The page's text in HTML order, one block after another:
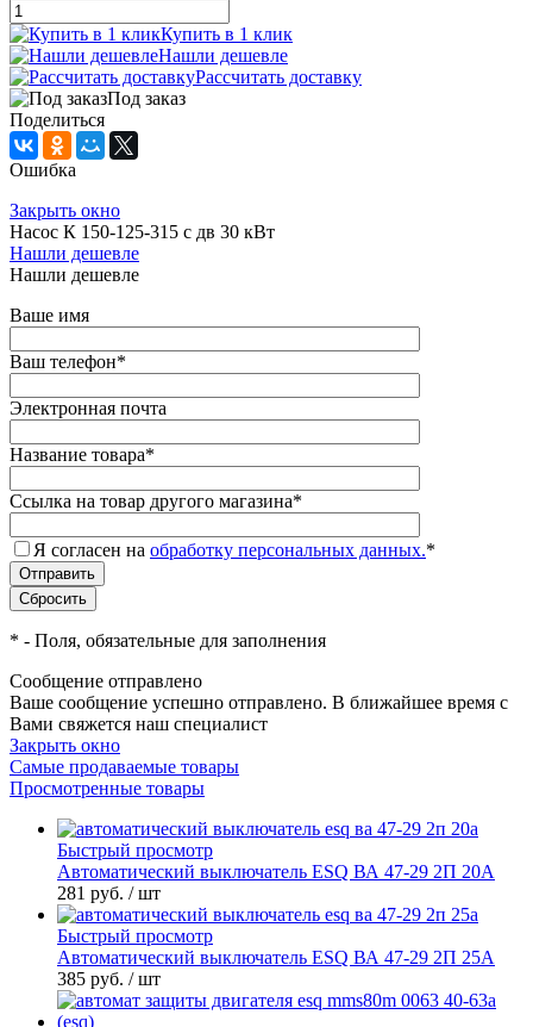
Купить в 1 клик
Нашли дешевле
Рассчитать доставку
Под заказ
Поделиться
Ошибка
Закрыть окно
Насос К 150-125-315 с дв 30 кВт
Нашли дешевле
Нашли дешевле
Ваше имя
Ваш телефон*
Электронная почта
Название товара*
Ссылка на товар другого магазина*
Я согласен на обработку персональных данных.*
* - Поля, обязательные для заполнения
Сообщение отправлено
Ваше сообщение успешно отправлено. В ближайшее время с
Вами свяжется наш специалист
Закрыть окно
Самые продаваемые товары
Просмотренные товары
Быстрый просмотр
Автоматический выключатель ESQ ВА 47-29 2П 20А
281 руб. / шт
Быстрый просмотр
Автоматический выключатель ESQ ВА 47-29 2П 25А
385 руб. / шт